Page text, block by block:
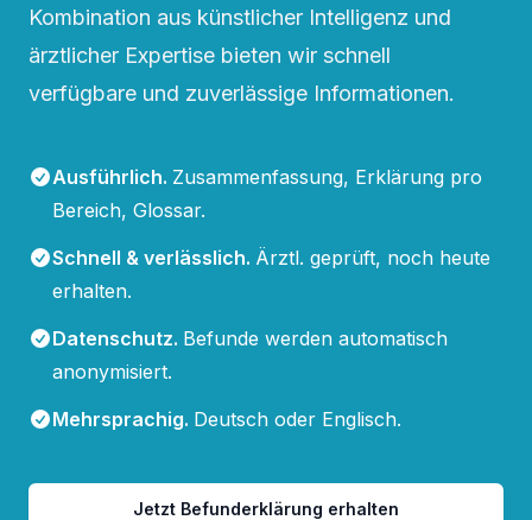
Kombination aus künstlicher Intelligenz und
ärztlicher Expertise bieten wir schnell
verfügbare und zuverlässige Informationen.
Ausführlich. Zusammenfassung, Erklärung pro
Bereich, Glossar.
Schnell & verlässlich. Ärztl. geprüft, noch heute
erhalten.
Datenschutz. Befunde werden automatisch
anonymisiert.
Mehrsprachig. Deutsch oder Englisch.
Jetzt Befunderklärung erhalten